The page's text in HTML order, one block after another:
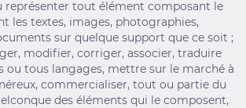
représenter tout élément composant le
les textes, images, photographies,
sur quelque support que ce soit ;
modifier, corriger, associer, traduire
ou tous langages, mettre sur le marché à
commercialiser, tout ou partie du
des éléments qui le composent,